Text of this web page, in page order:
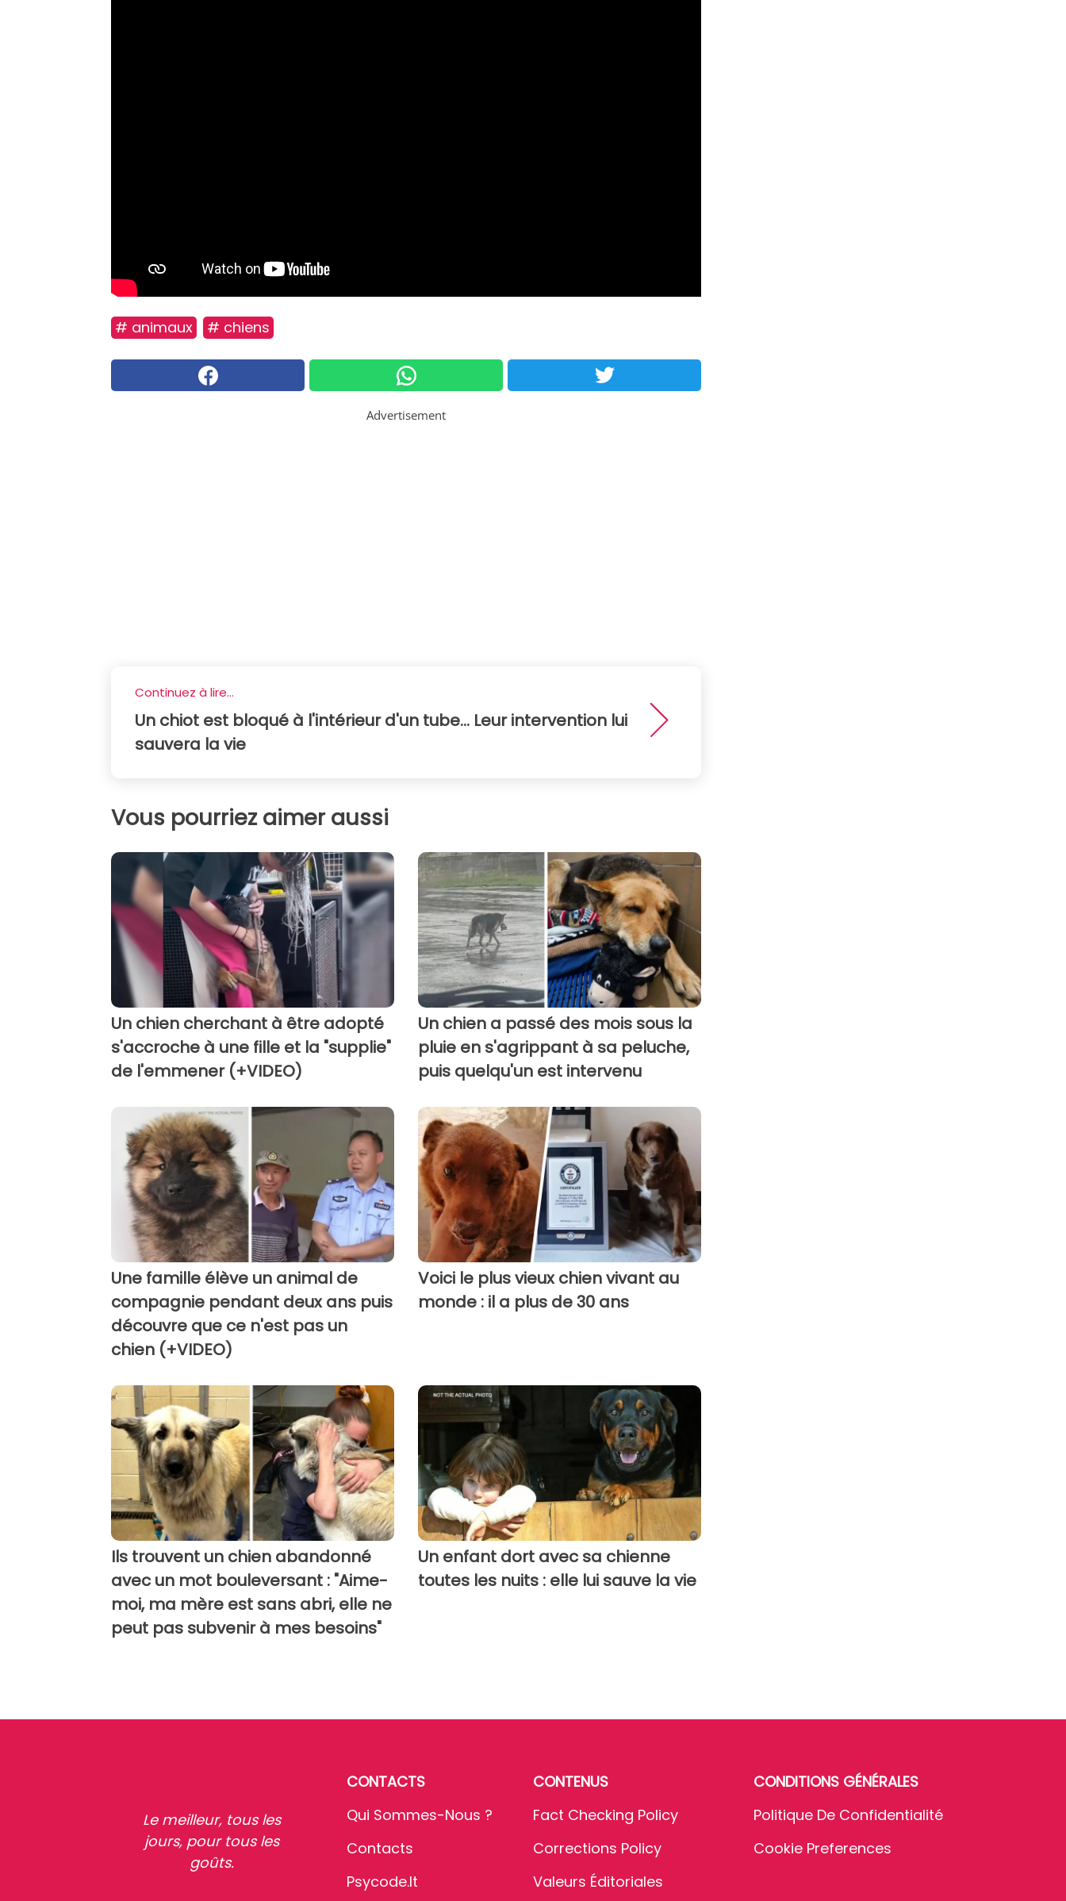
# animaux # chiens
Advertisement
Continuez à lire...
Un chiot est bloqué à l'intérieur d'un tube... Leur intervention lui
sauvera la vie
Vous pourriez aimer aussi
Un chien cherchant à être adopté
s'accroche à une fille et la "supplie"
de l'emmener (+VIDEO)
Un chien a passé des mois sous la
pluie en s'agrippant à sa peluche,
puis quelqu'un est intervenu
Une famille élève un animal de
compagnie pendant deux ans puis
découvre que ce n'est pas un
chien (+VIDEO)
Voici le plus vieux chien vivant au
monde : il a plus de 30 ans
Ils trouvent un chien abandonné
avec un mot bouleversant : "Aime-
moi, ma mère est sans abri, elle ne
peut pas subvenir à mes besoins"
Un enfant dort avec sa chienne
toutes les nuits : elle lui sauve la vie
Le meilleur, tous les
jours, pour tous les
goûts.
CONTACTS
Qui Sommes-Nous ?
Contacts
Psycode.it
CONTENUS
Fact Checking Policy
Corrections Policy
Valeurs Éditoriales
CONDITIONS GÉNÉRALES
Politique De Confidentialité
Cookie Preferences